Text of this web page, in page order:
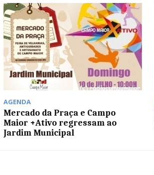
AGENDA
Mercado da Praça e Campo
Maior +Ativo regressam ao
Jardim Municipal